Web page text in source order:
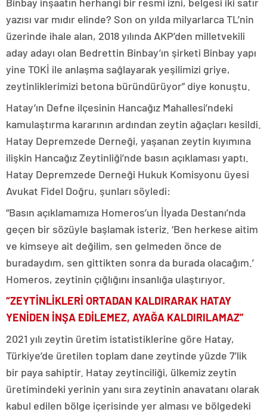
yazısı var mıdır elinde? Son on yılda milyarlarca TL’nin
üzerinde ihale alan, 2018 yılında AKP’den milletvekili
aday adayı olan Bedrettin Binbay’ın şirketi Binbay yapı
yine TOKİ ile anlaşma sağlayarak yeşilimizi griye,
zeytinliklerimizi betona büründürüyor” diye konuştu.
Hatay’ın Defne ilçesinin Hancağız Mahallesi’ndeki
kamulaştırma kararının ardından zeytin ağaçları kesildi.
Hatay Depremzede Derneği, yaşanan zeytin kıyımına
ilişkin Hancağız Zeytinliği’nde basın açıklaması yaptı.
Hatay Depremzede Derneği Hukuk Komisyonu üyesi
Avukat Fidel Doğru, şunları söyledi:
“Basın açıklamamıza Homeros’un İlyada Destanı’nda
geçen bir sözüyle başlamak isteriz. ‘Ben herkese aitim
ve kimseye ait değilim, sen gelmeden önce de
buradaydım, sen gittikten sonra da burada olacağım.’
Homeros, zeytinin çığlığını insanlığa ulaştırıyor.
“ZEYTİNLİKLERİ ORTADAN KALDIRARAK HATAY
YENİDEN İNŞA EDİLEMEZ, AYAĞA KALDIRILAMAZ”
2021 yılı zeytin üretim istatistiklerine göre Hatay,
Türkiye’de üretilen toplam dane zeytinde yüzde 7’lik
bir paya sahiptir. Hatay zeytinciliği, ülkemiz zeytin
üretimindeki yerinin yanı sıra zeytinin anavatanı olarak
kabul edilen bölge içerisinde yer alması ve bölgedeki